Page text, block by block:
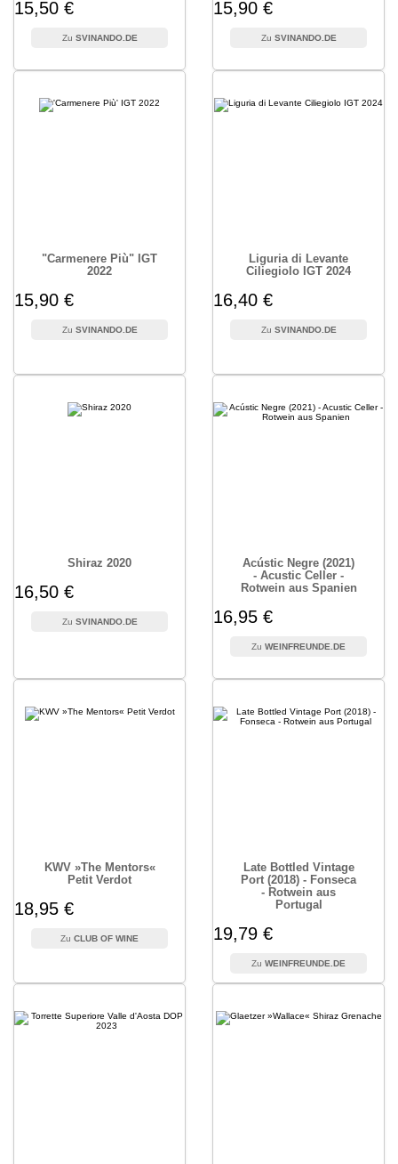
15,50 €
SVINANDO.DE
15,90 €
SVINANDO.DE
"Carmenere Più" IGT
2022
15,90 €
SVINANDO.DE
Liguria di Levante
Ciliegiolo IGT 2024
16,40 €
SVINANDO.DE
Shiraz 2020
16,50 €
SVINANDO.DE
Acústic Negre (2021)
- Acustic Celler -
Rotwein aus Spanien
16,95 €
WEINFREUNDE.DE
KWV »The Mentors«
Petit Verdot
18,95 €
CLUB OF WINE
Late Bottled Vintage
Port (2018) - Fonseca
- Rotwein aus
Portugal
19,79 €
WEINFREUNDE.DE